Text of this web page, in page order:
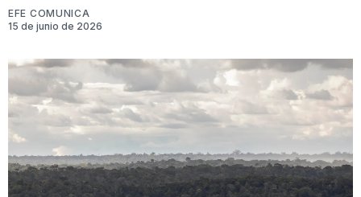
EFE COMUNICA
15 de junio de 2026